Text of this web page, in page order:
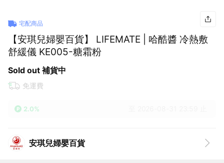
宅配商品
【安琪兒婦嬰百貨】 LIFEMATE | 哈酷醬 冷熱敷
舒緩儀 KE005-糖霜粉
Sold out 補貨中
免運費
2.0%
安琪兒婦嬰百貨